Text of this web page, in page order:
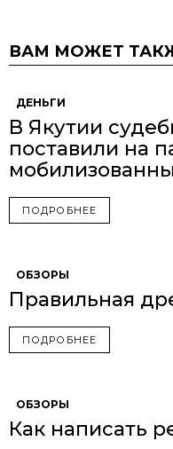
ВАМ МОЖЕТ
ДЕНЬГИ
В Якутии
поставили на
ПОДРОБНЕЕ
ОБЗОРЫ
Правильная
ПОДРОБНЕЕ
ОБЗОРЫ
Как написать